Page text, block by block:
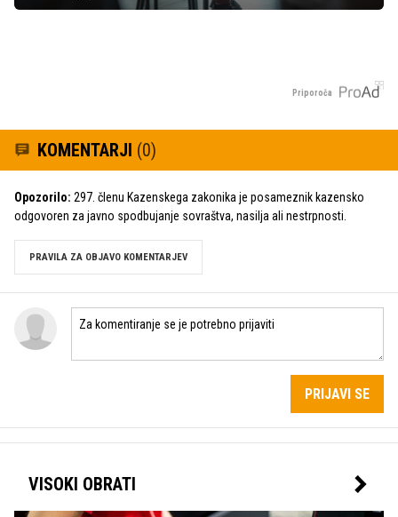
Priporoča
KOMENTARJI (0)
Opozorilo: 297. členu Kazenskega zakonika je posameznik kazensko
odgovoren za javno spodbujanje sovraštva, nasilja ali nestrpnosti.
PRAVILA ZA OBJAVO KOMENTARJEV
PRIJAVI SE
VISOKI OBRATI